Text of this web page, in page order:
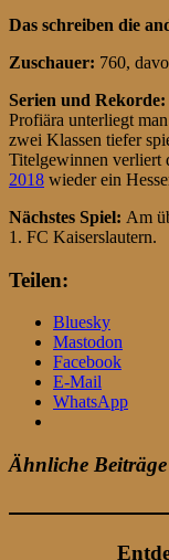
Das schreiben die
Zuschauer: 760,
Serien und Rekorde:
Profiära unterliegt
zwei Klassen tiefer
Titelgewinnen verliert
2018 wieder ein
Nächstes Spiel: Am
1. FC Kaiserslautern.
Teilen:
Bluesky
Mastodon
Facebook
E-Mail
WhatsApp
Ähnliche Beiträge